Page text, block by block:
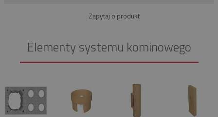
Zapytaj o produkt
Elementy systemu kominowego